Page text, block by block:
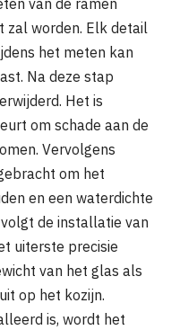
van de ramen
zal worden. Elk detail
het meten kan
Na deze stap
Het is
om schade aan de
Vervolgens
om het
en een waterdichte
de installatie van
uiterste precisie
van het glas als
op het kozijn.
is, wordt het